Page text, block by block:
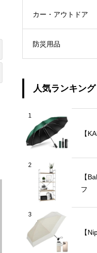
カー・アウトドア
防災用品
人気ランキング
1
【
2
【
フ
3
【